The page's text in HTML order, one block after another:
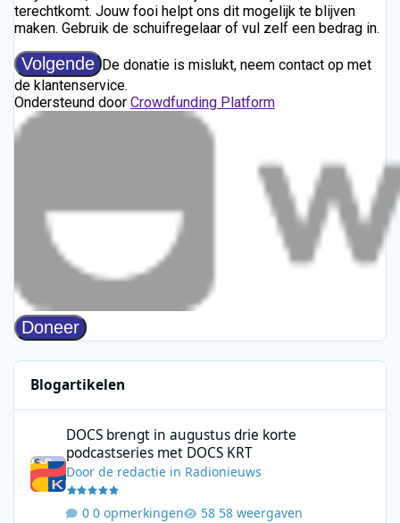
Blogartikelen
DOCS brengt in augustus drie korte
podcastseries met DOCS KRT
Doorde redactie in Radionieuws
0 opmerkingen 58 weergaven